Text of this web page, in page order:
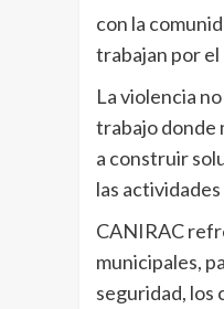
con la
trabajan por
La violencia
trabajo donde
a construir
las
CANIRAC
municipales,
seguridad, los